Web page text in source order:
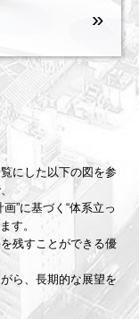
»
にした以下の図を参
”に基づく“体系立っ
す。
残すことができる優
ら、長期的な展望を